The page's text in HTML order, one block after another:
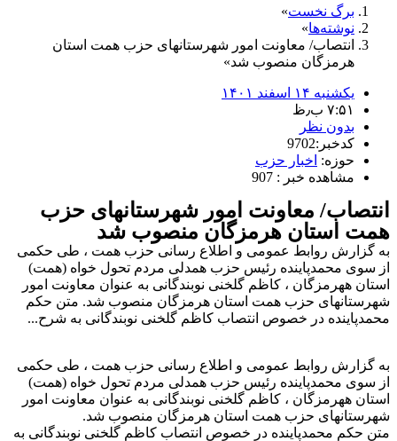
برگ نخست
نوشته‌ها
انتصاب/ معاونت امور شهرستانهای حزب همت استان
هرمزگان منصوب شد
یکشنبه ۱۴ اسفند ۱۴۰۱
۷:۵۱ ب٫ظ
بدون نظر
کدخبر:9702
حوزه: اخبار حزب
مشاهده خبر : 907
انتصاب/ معاونت امور شهرستانهای حزب
همت استان هرمزگان منصوب شد
به گزارش روابط عمومی و اطلاع رسانی حزب همت ، طی حکمی
از سوی محمدپاینده رئیس حزب همدلی مردم تحول خواه (همت)
استان ههرمزگان ، کاظم گلخنی نوبندگانی به عنوان معاونت امور
شهرستانهای حزب همت استان هرمزگان منصوب شد. متن حکم
محمدپاینده در خصوص انتصاب کاظم گلخنی نوبندگانی به شرح...
به گزارش روابط عمومی و اطلاع رسانی حزب همت ، طی حکمی
از سوی محمدپاینده رئیس حزب همدلی مردم تحول خواه (همت)
استان ههرمزگان ، کاظم گلخنی نوبندگانی به عنوان معاونت امور
شهرستانهای حزب همت استان هرمزگان منصوب شد.
متن حکم محمدپاینده در خصوص انتصاب کاظم گلخنی نوبندگانی به